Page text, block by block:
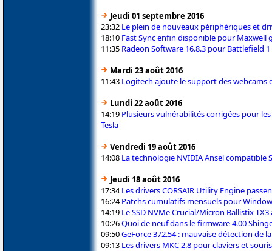
Jeudi 01 septembre 2016
23:32 Le plein de nouveaux périphériques et
18:10 Fast Sync enfin disponible pour Maxwell
11:35 Radeon Software 16.8.3 pour Battlefield 1
Mardi 23 août 2016
11:43 Logitech ajoute le support des webcams
Lundi 22 août 2016
14:19 Plusieurs vulnérabilités corrigées pour
Tesla
Vendredi 19 août 2016
14:08 La technologie NVIDIA Ansel compatible
Jeudi 18 août 2016
17:34Les drivers CORSAIR Utility Engine
16:24Patchs cumulatifs mensuels pour
14:19 Le SSD NVMe Crucial/Micron Ballistix
10:26Quoi de neuf dans le firmware 4.00
09:50GeForce 372.54 : mauvaise détection de
09:13 Les drivers MKC 2.8 pour claviers et